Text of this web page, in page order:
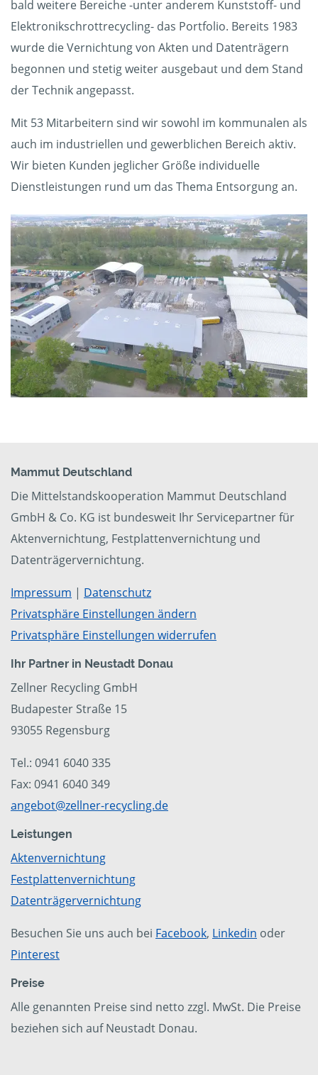
bald weitere Bereiche -unter anderem Kunststoff- und
Elektronikschrottrecycling- das Portfolio. Bereits 1983
wurde die Vernichtung von Akten und Datenträgern
begonnen und stetig weiter ausgebaut und dem Stand
der Technik angepasst.
Mit 53 Mitarbeitern sind wir sowohl im kommunalen als
auch im industriellen und gewerblichen Bereich aktiv.
Wir bieten Kunden jeglicher Größe individuelle
Dienstleistungen rund um das Thema Entsorgung an.
Mammut Deutschland
Die Mittelstandskooperation Mammut Deutschland
GmbH & Co. KG ist bundesweit Ihr Servicepartner für
Aktenvernichtung, Festplattenvernichtung und
Datenträgervernichtung.
Impressum | Datenschutz
Privatsphäre Einstellungen ändern
Privatsphäre Einstellungen widerrufen
Ihr Partner in Neustadt Donau
Zellner Recycling GmbH
Budapester Straße 15
93055 Regensburg
Tel.: 0941 6040 335
Fax: 0941 6040 349
angebot@zellner-recycling.de
Leistungen
Aktenvernichtung
Festplattenvernichtung
Datenträgervernichtung
Besuchen Sie uns auch bei Facebook, Linkedin oder
Pinterest
Preise
Alle genannten Preise sind netto zzgl. MwSt. Die Preise
beziehen sich auf Neustadt Donau.